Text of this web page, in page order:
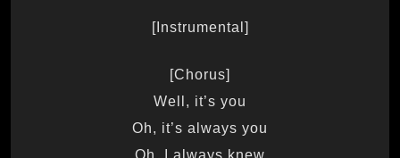
[Chorus]
Well, it’s you
Oh, it’s always you
Oh, I always knew